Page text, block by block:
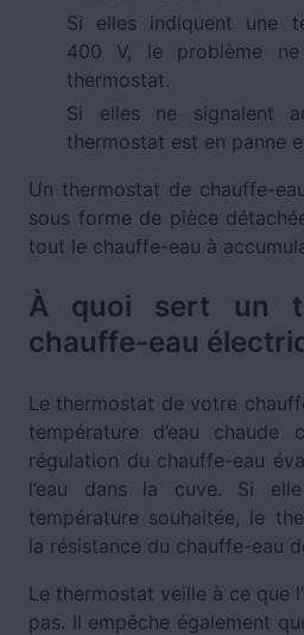
Si elles indiquent une
400 V, le problème
thermostat.
Si elles ne signalent
thermostat est en panne
Un thermostat de chauffe-
sous forme de pièce
tout le chauffe-eau à
À quoi sert un
chauffe-eau
Le thermostat de votre
température d’eau chaude
régulation du chauffe-eau
l’eau dans la cuve. Si
température souhaitée, le
la résistance du chauffe-eau
Le thermostat veille à ce que
pas. Il empêche également